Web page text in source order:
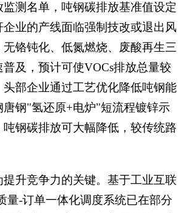
测名单，吨钢碳排放基准值设定
企业的产线面临强制技改或退出风
无铬钝化、低氮燃烧、废酸再生三
及，预计可使VOCs排放总量较
部企业通过工艺优化降低吨钢能
唐钢"氢还原+电炉"短流程镀锌示
钢碳排放可大幅降低，较传统路
升竞争力的关键。基于工业互联
量-订单一体化调度系统已在部分